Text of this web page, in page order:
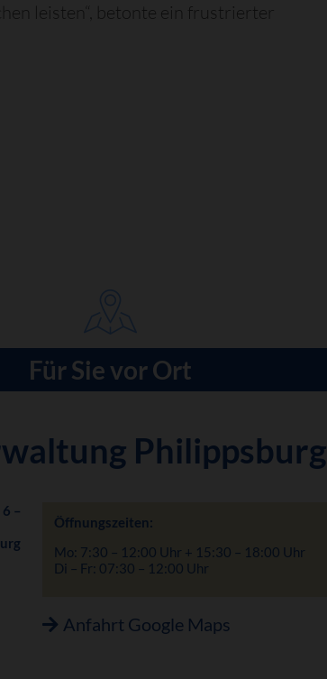
leisten“, betonte ein frustrierter
Für Sie vor Ort
Philippsburg
–
Öffnungszeiten:
Mo: 7:30 – 12:00 Uhr + 15:30 – 18:00 Uhr
Di – Fr: 07:30 – 12:00 Uhr
Anfahrt Google Maps